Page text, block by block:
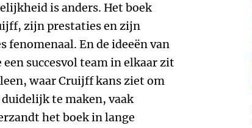
is anders. Het boek
zijn prestaties en zijn
fenomenaal. En de ideeën van
succesvol team in elkaar zit
waar Cruijff kans ziet om
te maken, vaak
het boek in lange